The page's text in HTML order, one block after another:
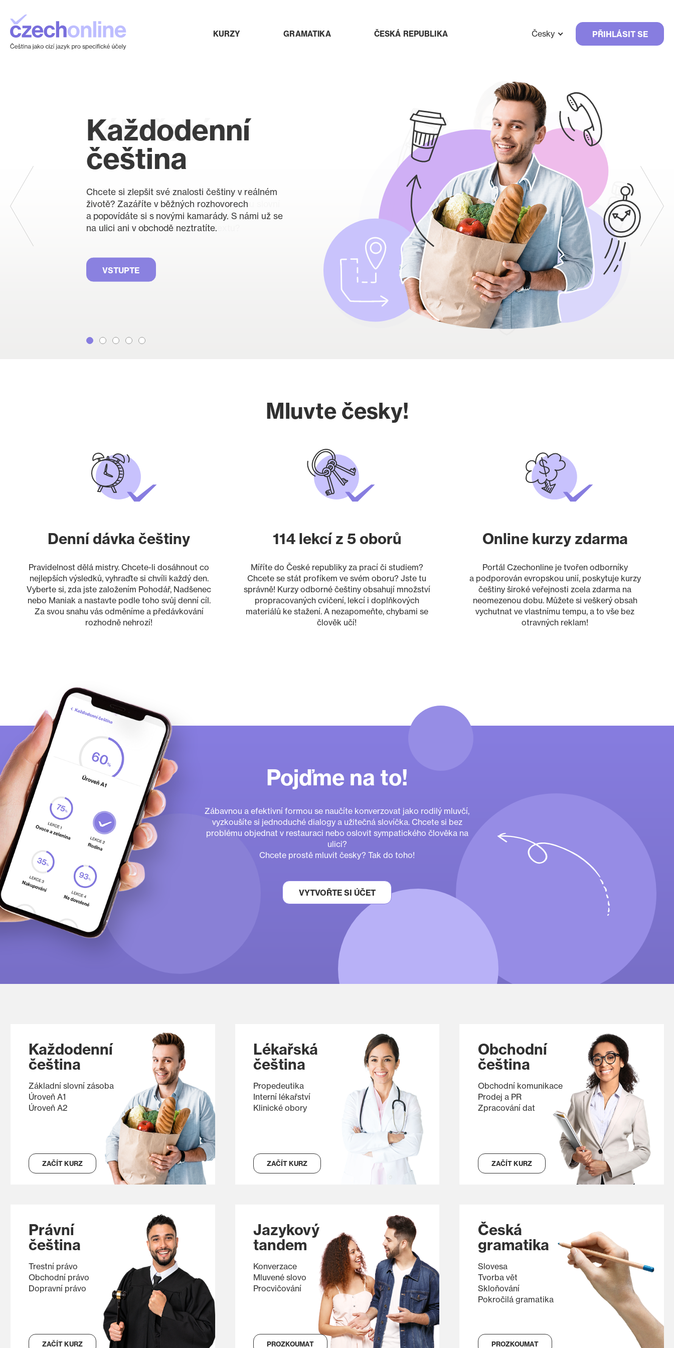
KURZY GRAMATIKA ČESKÁ REPUBLIKA Česky PŘIHLÁSIT SE
Každodenní
čeština
Chcete si zlepšit své znalosti češtiny v reálném
životě? Zazáříte v běžných rozhovorech
a popovídáte si s novými kamarády. S námi už se
na ulici ani v obchodě neztratíte.
VSTUPTE
Lékařská
čeština
Chtěli byste snadno komunikovat s českými
pacienty? Potřebujete si osvojit odbornou slovní
zásobu pro lékaře a zdravotnický personál?
Rozumíte českému odbornému textu?
VSTUPTE
Mluvte česky!
Denní dávka češtiny
Pravidelnost dělá mistry. Chcete-li dosáhnout co
nejlepších výsledků, vyhraďte si chvíli každý den.
Vyberte si, zda jste založením Pohodář, Nadšenec
nebo Maniak a nastavte podle toho svůj denní cíl.
Za svou snahu vás odměníme a předávkování
rozhodně nehrozí!
114 lekcí z 5 oborů
Míříte do České republiky za prací či studiem?
Chcete se stát profíkem ve svém oboru? Jste tu
správně! Kurzy odborné češtiny obsahují množství
propracovaných cvičení, lekcí i doplňkových
materiálů ke stažení. A nezapomeňte, chybami se
člověk učí!
Online kurzy zdarma
Portál Czechonline je tvořen odborníky
a podporován evropskou unií, poskytuje kurzy
češtiny široké veřejnosti zcela zdarma na
neomezenou dobu. Můžete si veškerý obsah
vychutnat ve vlastnímu tempu, a to vše bez
otravných reklam!
Pojďme na to!
Zábavnou a efektivní formou se naučíte konverzovat jako rodilý mluvčí,
vyzkoušíte si jednoduché dialogy a užitečná slovíčka. Chcete si bez
problému objednat v restauraci nebo oslovit sympatického člověka na
ulici?
Chcete prostě mluvit česky? Tak do toho!
VYTVOŘTE SI ÚČET
Každodenní
čeština
Základní slovní zásoba
Úroveň A1
Úroveň A2
ZAČÍT KURZ
Lékařská
čeština
Propedeutika
Interní lékařství
Klinické obory
ZAČÍT KURZ
Obchodní
čeština
Obchodní komunikace
Prodej a PR
Zpracování dat
ZAČÍT KURZ
Právní
čeština
Trestní právo
Obchodní právo
Dopravní právo
ZAČÍT KURZ
Jazykový
tandem
Konverzace
Mluvené slovo
Procvičování
PROZKOUMAT
Česká
gramatika
Slovesa
Tvorba vět
Skloňování
Pokročilá gramatika
PROZKOUMAT